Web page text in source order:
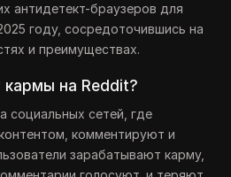
антидетект-браузеров для
году, сосредоточившись на
и преимуществах.
кармы на Reddit?
социальных сетей, где
комментируют и
зарабатывают карму,